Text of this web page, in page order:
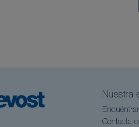
Nuestra
Contacta